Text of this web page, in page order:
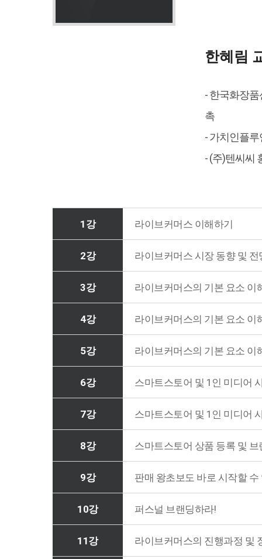
한혜림
- 한국화장
촉
- 가치인플
- (주)텐씨씨
1강 라이브커머스 이해하기
2강 라이브커머스 시장 동향 및 전
3강 라이브커머스의 기본 요소 이
4강 라이브커머스의 기본 요소 이
5강 라이브커머스의 기본 요소 이
6강 스마트스토어 및 1인 미디어
7강 스마트스토어 및 1인 미디어
8강 스마트스토어 상품 등록 및 브
9강 판매 왕초보도 바로 시작할
10강 퍼스널 브랜딩하라!
11강 라이브커머스의 진행과정 및